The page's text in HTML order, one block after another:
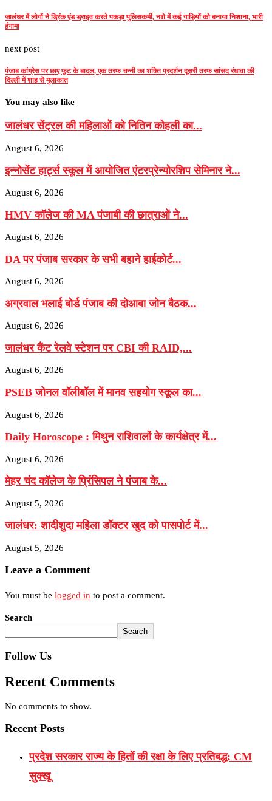
जालंधर में लोगों ने ड्रिंक एंड ड्राइव करते पकड़ा पुलिसकर्मी, नशे में कई गाड़ियों को बनाया निशाना, भारी
हंगामा
next post
पंजाब कांग्रेस पर छाए फूट के बादल, एक तरफ चन्नी का शक्ति प्रदर्शन दूसरी तरफ सांसद रंधावा की
दिल्ली में शाह से मुलाकात
You may also like
जालंधर सेंट्रल की महिलाओं को नितिन कोहली का...
August 6, 2026
इन्नोसेंट हार्ट्स स्कूल में आयोजित एंटरप्रेन्योरशिप सेमिनार ने...
August 6, 2026
HMV कॉलेज की MA पंजाबी की छात्राओं ने...
August 6, 2026
DA पर पंजाब सरकार के सभी बहाने हाईकोर्ट...
August 6, 2026
अग्रवाल भलाई बोर्ड पंजाब की दोआबा जोन बैठक...
August 6, 2026
जालंधर कैंट रेलवे स्टेशन पर CBI की RAID,...
August 6, 2026
PSEB जोनल वॉलीबॉल में मानव सहयोग स्कूल का...
August 6, 2026
Daily Horoscope : मिथुन राशिवालों के कार्यक्षेत्र में...
August 6, 2026
मेहर चंद कॉलेज के प्रिंसिपल ने पंजाब के...
August 5, 2026
जालंधर: शादीशुदा महिला डॉक्टर खुद को पासपोर्ट में...
August 5, 2026
Leave a Comment
You must be logged in to post a comment.
Search
Search
Follow Us
Recent Comments
No comments to show.
Recent Posts
प्रदेश सरकार राज्य के हितों की रक्षा के लिए प्रतिबद्ध: CM
सुक्खू